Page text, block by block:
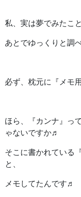
私、実は夢でみたこ
あとでゆっくりと調
必ず、枕元に『メモ
ほら、『カンナ』っ
ゃないですか♬
そこに書かれている
と、
メモしてたんです♬